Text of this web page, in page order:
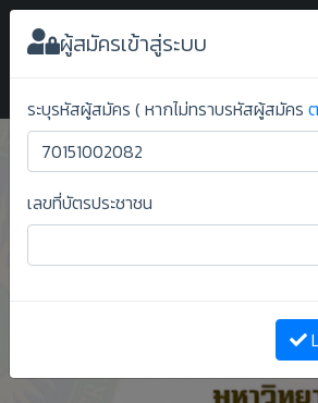
ระบบยืนยันสิทธิ์ออนไลน์ ม.รา
ผู้สมัครเข้าสู่ระบบ
ระบุรหัสผู้สมัคร ( หากไม่ทราบรหัสผู้สมัคร
เลขที่บัตรประชาชน